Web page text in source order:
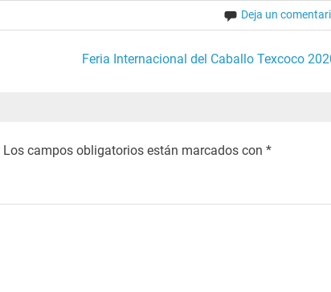
Deja un
Feria Internacional del Caballo Texcoco
Los campos obligatorios están marcados con *